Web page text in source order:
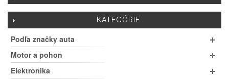
KATEGÓRIE
Podľa značky auta
Motor a pohon
Elektronika